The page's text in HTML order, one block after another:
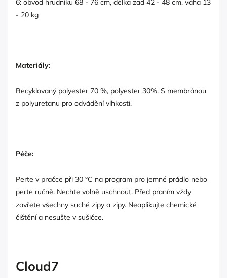
6: obvod hrudníku 68 - 76 cm, délka zad 42 - 48 cm, váha 13
- 20 kg
Materiály:
Recyklovaný polyester 70 %, polyester 30%. S membránou
z polyuretanu pro odvádění vlhkosti.
Péče:
Perte v pračce při 30 °C na program pro jemné prádlo nebo
perte ručně. Nechte volně uschnout. Před praním vždy
zavřete všechny suché zipy a zipy. Neaplikujte chemické
čištění a nesušte v sušičce.
Cloud7